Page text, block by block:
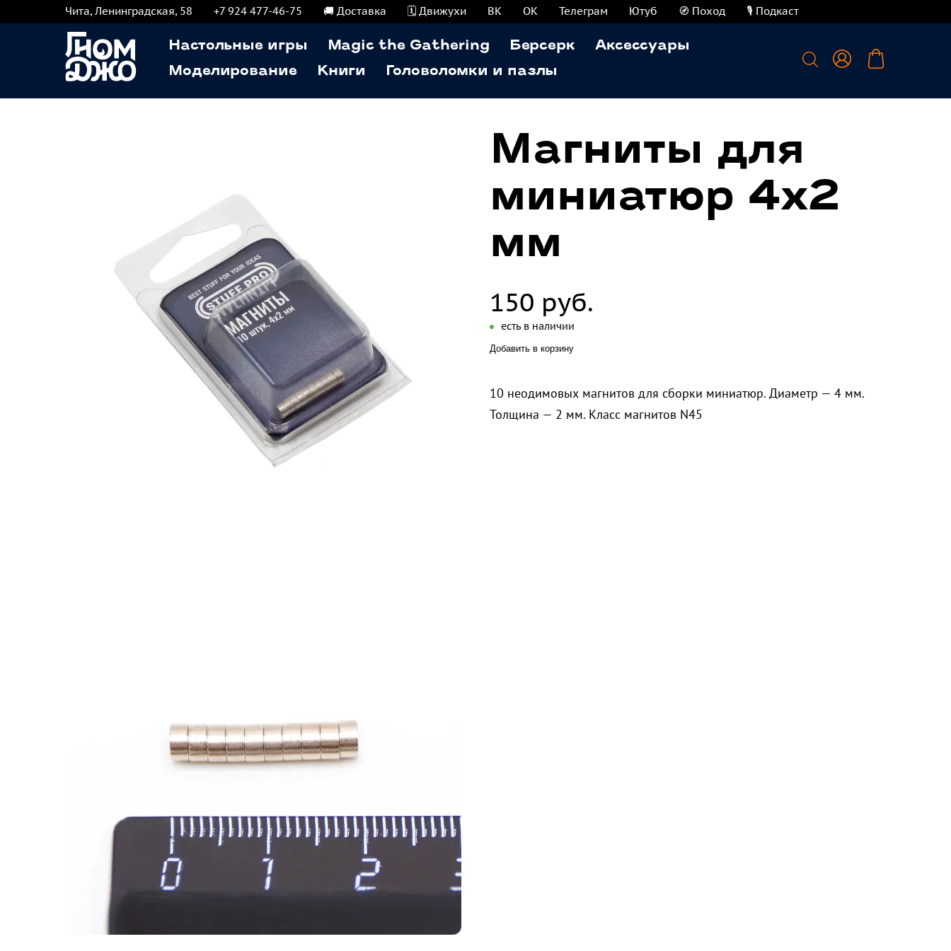
Чита, Ленинградская, 58 +7 924 477-46-75 🚚 Доставка 🗓️ Движухи ВК ОК Телеграм Ютуб 🧭 Поход 🎙️ Подкаст
Настольные игры Magic the Gathering Берсерк
Аксессуары
Моделирование
Книги Головоломки и пазлы
Магниты для
миниатюр 4х2
мм
150 руб.
есть в наличии
Добавить в корзину
10 неодимовых магнитов для сборки миниатюр. Диаметр — 4 мм.
Толщина — 2 мм. Класс магнитов N45